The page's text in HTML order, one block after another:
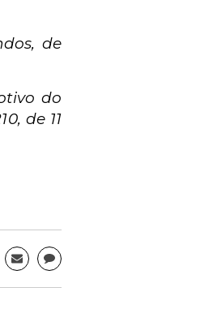
de
do
de 11